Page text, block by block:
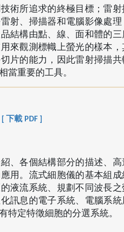
術所追求的終極目標；雷
射、掃描器和電腦影像處
結構由點、線、面和體的
來觀測標幟上螢光的樣本
片的能力，因此雷射掃描
當重要的工具。
[ 下載 PDF ]
、各個結構部分的描述、
用。流式細胞儀的基本組
液流系統、規劃不同波長
訊息的電子系統、電腦系
特定特徵細胞的分選系統。